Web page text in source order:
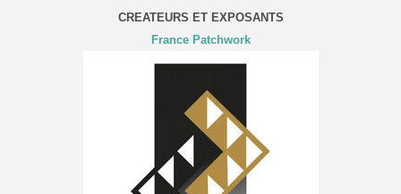
CREATEURS ET EXPOSANTS
France Patchwork